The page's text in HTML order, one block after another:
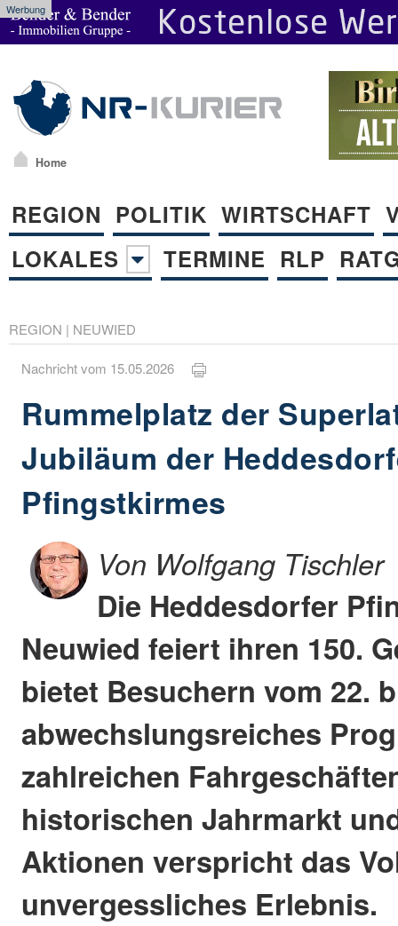
Werbung
Home
REGION POLITIK WIRTSCHAFT
LOKALES
TERMINE RLP
REGION | NEUWIED
Nachricht vom 15.05.2026
Rummelplatz der
Jubiläum der
Pfingstkirmes
Von Wolfgang Tischler
Die Heddesdorfer
Neuwied feiert ihren 150.
bietet Besuchern vom 22.
abwechslungsreiches
zahlreichen
historischen Jahrmarkt
Aktionen verspricht das
unvergessliches Erlebnis.